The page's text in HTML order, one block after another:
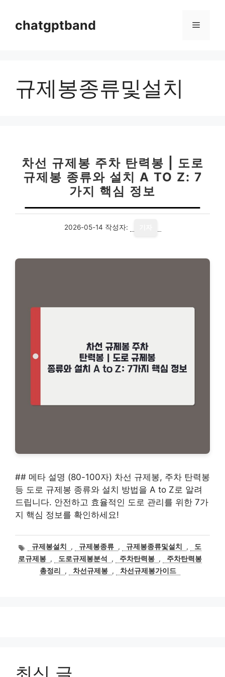
chatgptband 메
규제봉종류및설치
차선 규제봉 주차 탄력봉 | 도로
규제봉 종류와 설치 A TO Z: 7
가지 핵심 정보
2026-05-14 작성자:
## 메타 설명 (80-100자) 차선 규제봉, 주차 탄력봉
등 도로 규제봉 종류와 설치 방법을 A to Z로 알려
드립니다. 안전하고 효율적인 도로 관리를 위한 7가
지 핵심 정보를 확인하세요!
태
그
규제봉설치 , 규제봉종류 , 규제봉종류및설치 ,
도
로규제봉 , 도로규제봉분석 , 주차탄력봉 ,
주차탄력봉
총정리
, 차선규제봉 , 차선규제봉가이드